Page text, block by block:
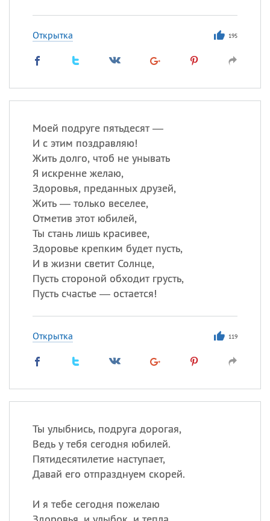
Открытка 195
Моей подруге пятьдесят —
И с этим поздравляю!
Жить долго, чтоб не унывать
Я искренне желаю,
Здоровья, преданных друзей,
Жить — только веселее,
Отметив этот юбилей,
Ты стань лишь красивее,
Здоровье крепким будет пусть,
И в жизни светит Солнце,
Пусть стороной обходит грусть,
Пусть счастье — остается!
Открытка 119
Ты улыбнись, подруга дорогая,
Ведь у тебя сегодня юбилей.
Пятидесятилетие наступает,
Давай его отпразднуем скорей.
И я тебе сегодня пожелаю